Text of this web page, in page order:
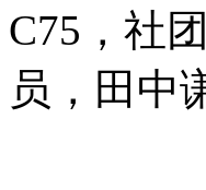
C75，社
员，田中